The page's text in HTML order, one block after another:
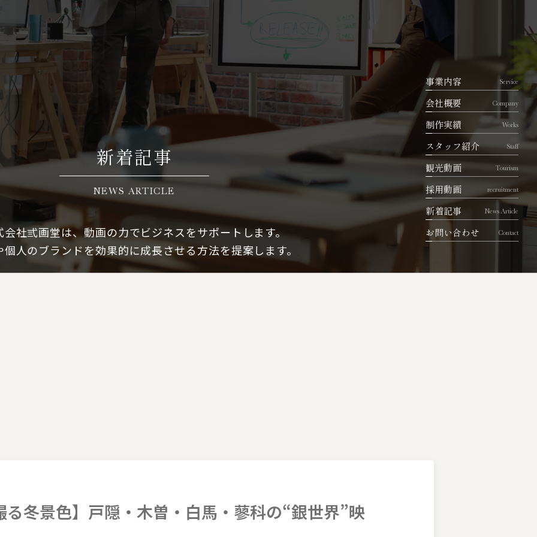
事業内容 Service
会社概要 Company
制作実績 Works
スタッフ紹介 Staff
観光動画 Tourism
採用動画 recruitment
新着記事 News Article
お問い合わせ Contact
新着記事
NEWS ARTICLE
会社弎画堂は、動画の力でビジネスをサポートします。
個人のブランドを効果的に成長させる方法を提案します。
る冬景色】戸隠・木曽・白馬・蓼科の“銀世界”映